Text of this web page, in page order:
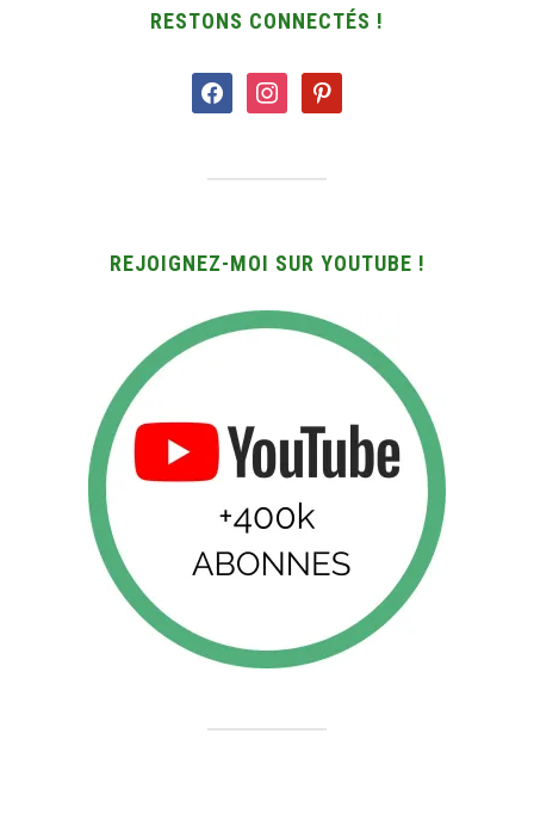
RESTONS CONNECTÉS !
facebookinstagrampinterest
REJOIGNEZ-MOI SUR YOUTUBE !